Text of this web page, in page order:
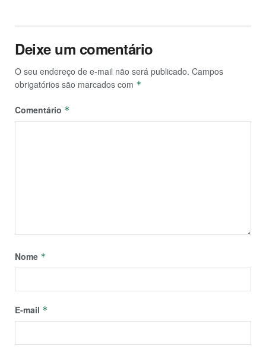
Deixe um comentário
O seu endereço de e-mail não será publicado. Campos
obrigatórios são marcados com *
Comentário *
Nome *
E-mail *